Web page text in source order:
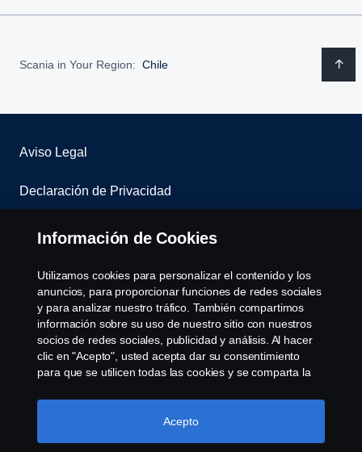
Scania in Your Region: Chile
Aviso Legal
Declaración de Privacidad
Contáctenos
Sistema de denuncias
Política de Cookies
Cookie settings
Información de Cookies
Utilizamos cookies para personalizar el contenido y los
anuncios, para proporcionar funciones de redes sociales
y para analizar nuestro tráfico. También compartimos
información sobre su uso de nuestro sitio con nuestros
socios de redes sociales, publicidad y análisis. Al hacer
clic en "Acepto", usted acepta dar su consentimiento
para que se utilicen todas las cookies y se comparta la
haciendo clic en "Configuración de cookies" y
seleccionando las categorías que desea aceptar. Para
Acepto